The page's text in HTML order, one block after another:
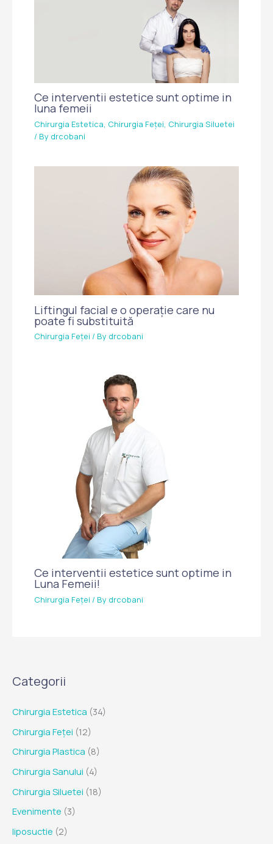
Ce interventii estetice sunt optime in
luna femeii
Chirurgia Estetica Chirurgia Feței Chirurgia Siluetei
/ By drcobani
Liftingul facial e o operație care nu
poate fi substituită
Chirurgia Feței / By drcobani
Ce interventii estetice sunt optime in
Luna Femeii!
Chirurgia Feței / By drcobani
Categorii
Chirurgia Estetica (34)
Chirurgia Feței (12)
Chirurgia Plastica (8)
Chirurgia Sanului (4)
Chirurgia Siluetei (18)
Evenimente (3)
liposuctie (2)